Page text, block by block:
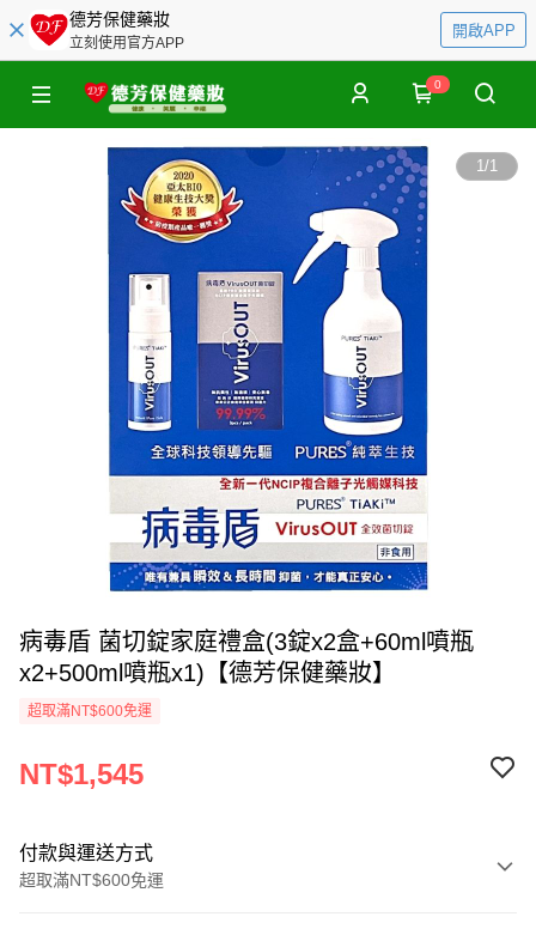
德芳保健藥妝
立刻使用官方APP
開啟APP
0
1/1
病毒盾 菌切錠家庭禮盒(3錠x2盒+60ml噴瓶
x2+500ml噴瓶x1)【德芳保健藥妝】
超取滿NT$600免運
NT$1,545
付款與運送方式
超取滿NT$600免運